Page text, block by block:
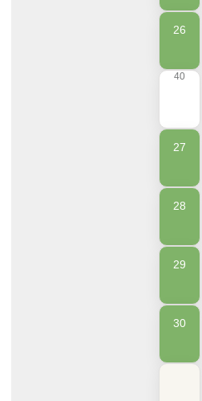
26
40
27
28
29
30